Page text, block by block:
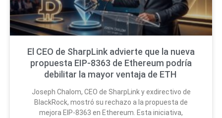
El CEO de SharpLink advierte que la nueva
propuesta EIP-8363 de Ethereum podría
debilitar la mayor ventaja de ETH
Joseph Chalom, CEO de SharpLink y exdirectivo de
BlackRock, mostró su rechazo a la propuesta de
mejora EIP-8363 en Ethereum. Esta iniciativa,